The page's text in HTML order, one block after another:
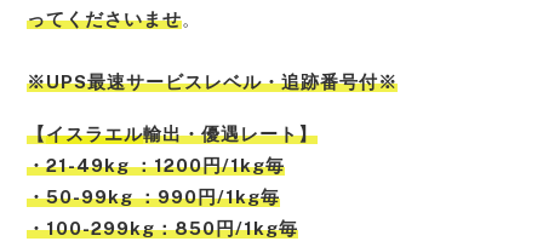
ってくださいませ。
※UPS最速サービスレベル・追跡番号付※
【イスラエル輸出・優遇レート】
・21-49kg ：1200円/1kg毎
・50-99kg ：990円/1kg毎
・100-299kg：850円/1kg毎